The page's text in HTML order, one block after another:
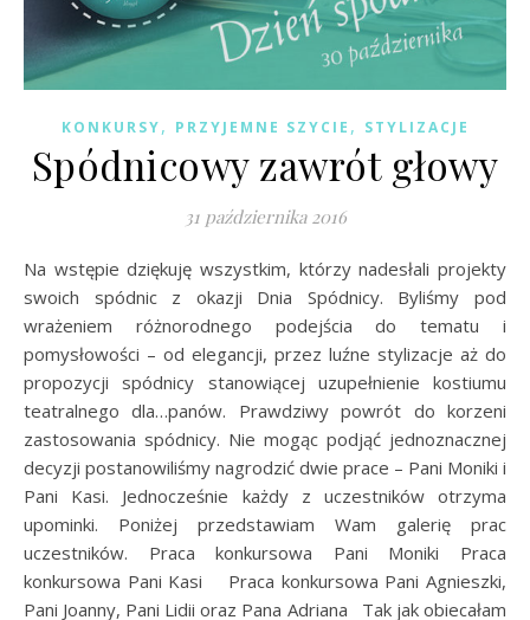
KONKURSY, PRZYJEMNE SZYCIE , STYLIZACJE
Spódnicowy zawrót głowy
31 października 2016
Na wstępie dziękuję wszystkim, którzy nadesłali projekty
swoich spódnic z okazji Dnia Spódnicy. Byliśmy pod
wrażeniem różnorodnego podejścia do tematu i
pomysłowości – od elegancji, przez luźne stylizacje aż do
propozycji spódnicy stanowiącej uzupełnienie kostiumu
teatralnego dla…panów. Prawdziwy powrót do korzeni
zastosowania spódnicy. Nie mogąc podjąć jednoznacznej
decyzji postanowiliśmy nagrodzić dwie prace – Pani Moniki i
Pani Kasi. Jednocześnie każdy z uczestników otrzyma
upominki. Poniżej przedstawiam Wam galerię prac
uczestników. Praca konkursowa Pani Moniki Praca
konkursowa Pani Kasi Praca konkursowa Pani Agnieszki,
Pani Joanny, Pani Lidii oraz Pana Adriana Tak jak obiecałam